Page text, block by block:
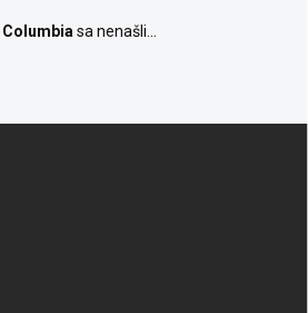
Columbia sa nenašli...